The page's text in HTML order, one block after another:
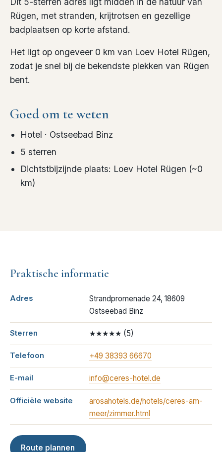
Rügen, met stranden, krijtrotsen en gezellige
badplaatsen op korte afstand.
Het ligt op ongeveer 0 km van Loev Hotel Rügen,
zodat je snel bij de bekendste plekken van Rügen
bent.
Goed om te weten
Hotel · Ostseebad Binz
5 sterren
Dichtstbijzijnde plaats: Loev Hotel Rügen (~0
km)
Praktische informatie
Adres
Strandpromenade 24, 18609
Ostseebad Binz
Sterren ★★★★★ (5)
Telefoon +49 38393 66670
E-mail info@ceres-hotel.de
Officiële website
arosahotels.de/hotels/ceres-am-
meer/zimmer.html
Route plannen